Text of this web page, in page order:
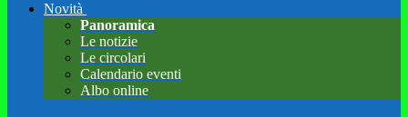
Novità
Panoramica
Le notizie
Le circolari
Calendario eventi
Albo online